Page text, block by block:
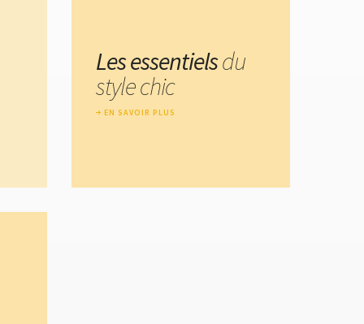
Les essentielsdu
style chic
EN SAVOIR PLUS